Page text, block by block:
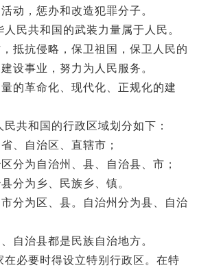
动，惩办和改造犯罪分子。
共和国的武装力量属于人民。
抵抗侵略，保卫祖国，保卫人民的
设事业，努力为人民服务。
革命化、现代化、正规化的建
和国的行政区域划分如下：
自治区、直辖市；
为自治州、县、自治县、市；
为乡、民族乡、镇。
为区、县。自治州分为县、自治
治县都是民族自治地方。
必要时得设立特别行政区。在特